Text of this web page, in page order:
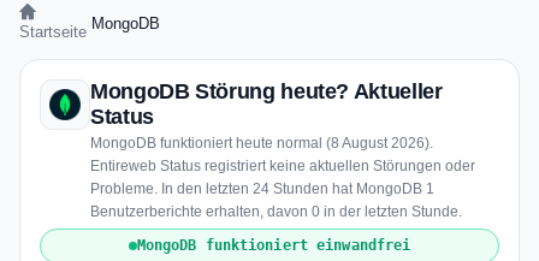
Startseite MongoDB
MongoDB Störung heute? Aktueller
Status
MongoDB funktioniert heute normal (8 August 2026).
Entireweb Status registriert keine aktuellen Störungen oder
Probleme. In den letzten 24 Stunden hat MongoDB 1
Benutzerberichte erhalten, davon 0 in der letzten Stunde.
MongoDB funktioniert einwandfrei